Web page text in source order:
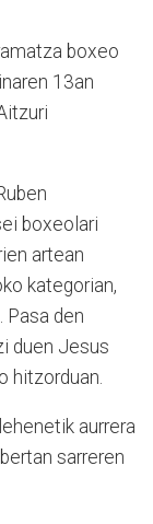
boxeo
13an
boxeolari
artean
kategorian,
Pasa den
duen Jesus
hitzorduan.
aurrera
sarreren